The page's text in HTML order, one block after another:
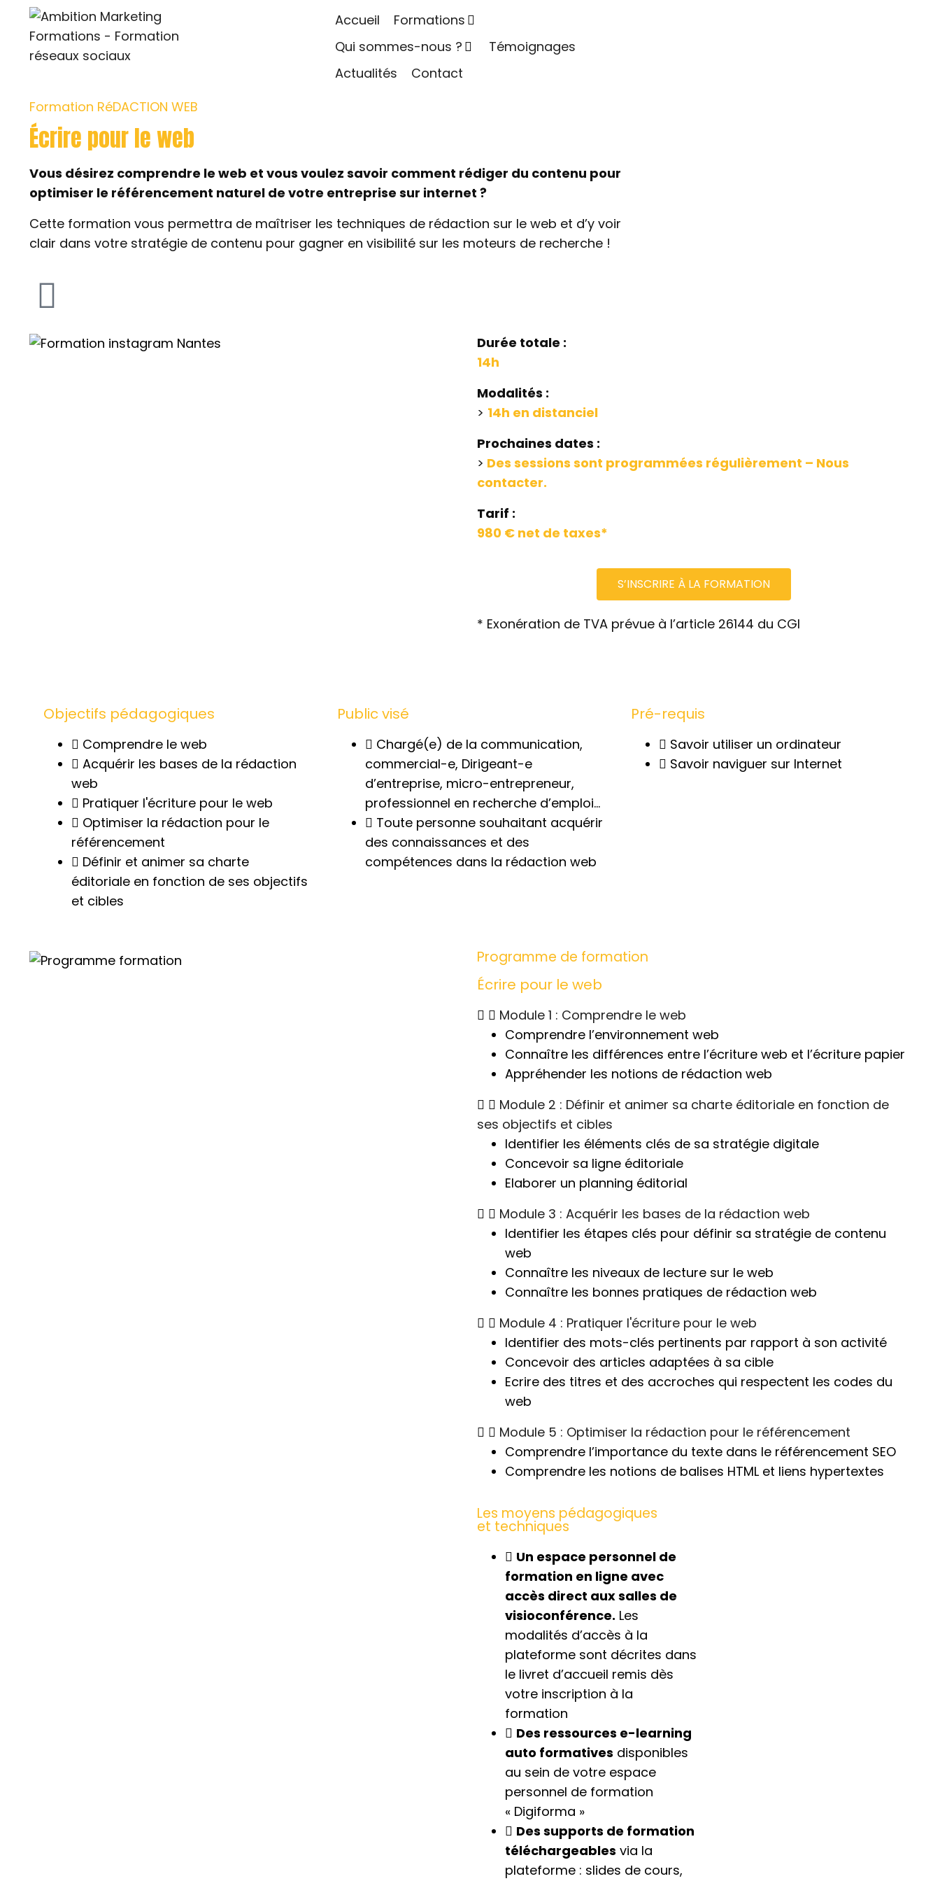
Accueil
Formations
Qui sommes-nous ?
Témoignages
Actualités
Contact
Formation RéDACTION WEB
Écrire pour le web
Vous désirez comprendre le web et vous voulez savoir comment rédiger du contenu pour
optimiser le référencement naturel de votre entreprise sur internet ?
Cette formation vous permettra de maîtriser les techniques de rédaction sur le web et d’y voir
clair dans votre stratégie de contenu pour gagner en visibilité sur les moteurs de recherche !
Durée totale :
14h
Modalités :
> 14h en distanciel
Prochaines dates :
> Des sessions sont programmées régulièrement – Nous
contacter.
Tarif :
980 € net de taxes*
S’INSCRIRE À LA FORMATION
* Exonération de TVA prévue à l’article 26144 du CGI
Objectifs pédagogiques
Comprendre le web
Acquérir les bases de la rédaction
web
Pratiquer l'écriture pour le web
Optimiser la rédaction pour le
référencement
Définir et animer sa charte
éditoriale en fonction de ses objectifs
et cibles
Public visé
Chargé(e) de la communication,
commercial-e, Dirigeant-e
d’entreprise, micro-entrepreneur,
professionnel en recherche d’emploi…
Toute personne souhaitant acquérir
des connaissances et des
compétences dans la rédaction web
Pré-requis
Savoir utiliser un ordinateur
Savoir naviguer sur Internet
Programme de formation
Écrire pour le web
Module 1 : Comprendre le web
Comprendre l’environnement web
Connaître les différences entre l’écriture web et l’écriture papier
Appréhender les notions de rédaction web
Module 2 : Définir et animer sa charte éditoriale en fonction de
ses objectifs et cibles
Identifier les éléments clés de sa stratégie digitale
Concevoir sa ligne éditoriale
Elaborer un planning éditorial
Module 3 : Acquérir les bases de la rédaction web
Identifier les étapes clés pour définir sa stratégie de contenu
web
Connaître les niveaux de lecture sur le web
Connaître les bonnes pratiques de rédaction web
Module 4 : Pratiquer l'écriture pour le web
Identifier des mots-clés pertinents par rapport à son activité
Concevoir des articles adaptées à sa cible
Ecrire des titres et des accroches qui respectent les codes du
web
Module 5 : Optimiser la rédaction pour le référencement
Comprendre l’importance du texte dans le référencement SEO
Comprendre les notions de balises HTML et liens hypertextes
Les moyens pédagogiques
et techniques
Un espace personnel de
formation en ligne avec
accès direct aux salles de
visioconférence. Les
modalités d’accès à la
plateforme sont décrites dans
le livret d’accueil remis dès
votre inscription à la
formation
Des ressources e-learning
auto formatives disponibles
au sein de votre espace
personnel de formation
« Digiforma »
Des supports de formation
téléchargeables via la
plateforme : slides de cours,